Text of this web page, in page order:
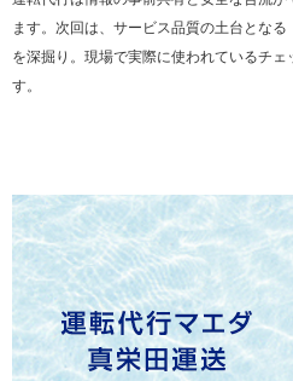
ます。次回は、サービス品質の土台となる
を深掘り。現場で実際に使われているチ
す。